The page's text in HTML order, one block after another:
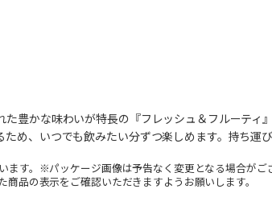
豊かな味わいが特長の『フレッシュ＆フルーティ
め、いつでも飲みたい分ずつ楽しめます。持ち運
す。※パッケージ画像は予告なく変更となる場合が
品の表示をご確認いただきますようお願いします。